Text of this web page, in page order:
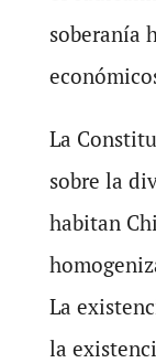
soberanía
La
sobre la
habitan
La
la